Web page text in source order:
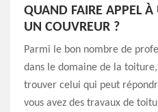
QUAND FAIRE APPEL
UN COUVREUR ?
Parmi le bon nombre de
dans le domaine de la
trouver celui qui peut
vous avez des travaux de